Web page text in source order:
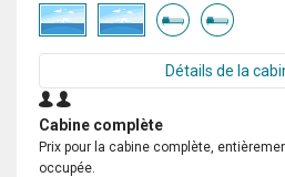
Détails de la
Cabine complète
Prix pour la cabine complète,
occupée.